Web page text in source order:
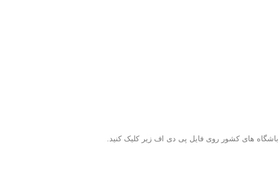
های کشور روی فایل پی دی اف زیر کلیک کنید.